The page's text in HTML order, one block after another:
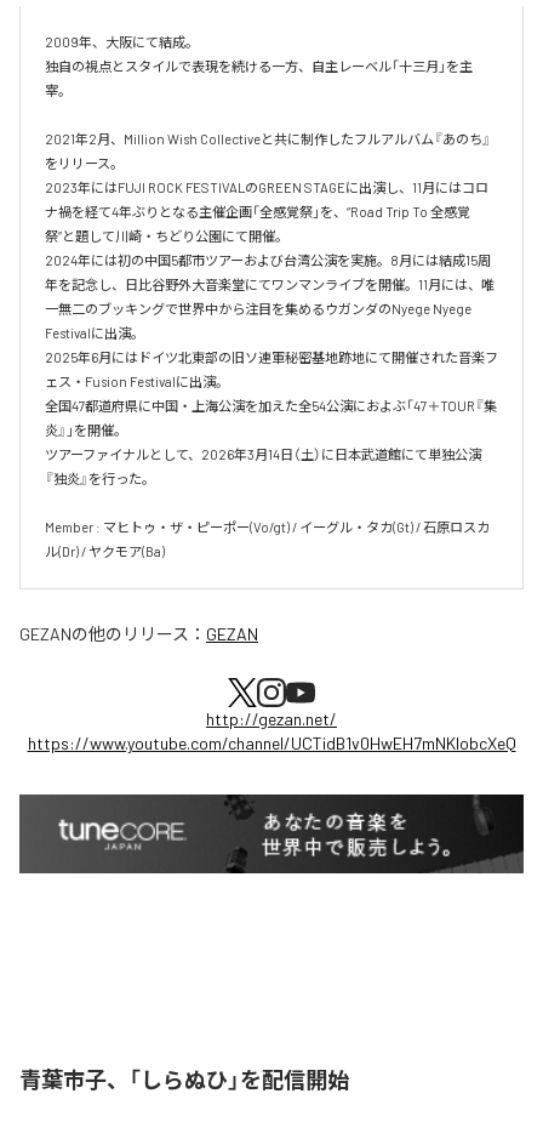
2009年、大阪にて結成。
独自の視点とスタイルで表現を続ける一方、自主レーベル「十三月」を主
宰。
2021年2月、Million Wish Collectiveと共に制作したフルアルバム『あのち』
をリリース。
2023年にはFUJI ROCK FESTIVALのGREEN STAGEに出演し、11月にはコロ
ナ禍を経て4年ぶりとなる主催企画「全感覚祭」を、“Road Trip To 全感覚
祭”と題して川崎・ちどり公園にて開催。
2024年には初の中国5都市ツアーおよび台湾公演を実施。8月には結成15周
年を記念し、日比谷野外大音楽堂にてワンマンライブを開催。11月には、唯
一無二のブッキングで世界中から注目を集めるウガンダのNyege Nyege
Festivalに出演。
2025年6月にはドイツ北東部の旧ソ連軍秘密基地跡地にて開催された音楽フ
ェス・Fusion Festivalに出演。
全国47都道府県に中国・上海公演を加えた全54公演におよぶ「47＋TOUR『集
炎』」を開催。
ツアーファイナルとして、2026年3月14日（土）に日本武道館にて単独公演
『独炎』を行った。
Member : マヒトゥ・ザ・ピーポー(Vo/gt) / イーグル・タカ(Gt) / 石原ロスカ
ル(Dr) / ヤクモア(Ba)
GEZANの他のリリース： GEZAN
http://gezan.net/
https://www.youtube.com/channel/UCTidB1v0HwEH7mNKlobcXeQ
青葉市子、「しらぬひ」を配信開始